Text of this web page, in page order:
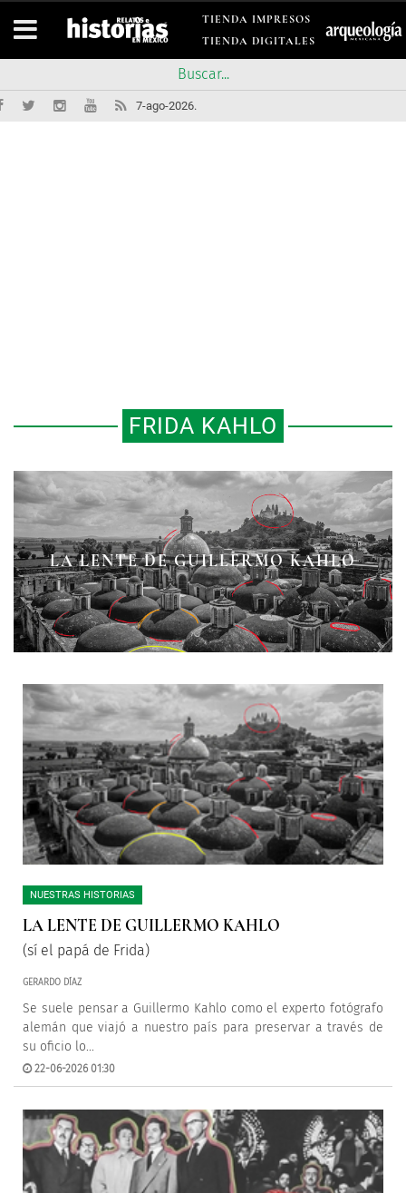
TIENDA IMPRESOS
TIENDA DIGITALES
7-ago-2026.
FRIDA KAHLO
LA LENTE DE GUILLERMO KAHLO
ANTES MUERTA A QUÉ SENCILLA:
FRIDA KAHLO
EL 9 DE ENERO DE 1937 LLEGÓ
LEÓN TROTSKY A MÉXICO
NUESTRAS HISTORIAS
LA LENTE DE GUILLERMO KAHLO
(sí el papá de Frida)
GERARDO DÍAZ
Se suele pensar a Guillermo Kahlo como el experto fotógrafo
alemán que viajó a nuestro país para preservar a través de
su oficio lo...
22-06-2026 01:30